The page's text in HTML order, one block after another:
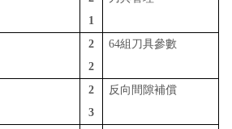
1
2
2
64組刀具參數
2
3
反向間隙補償